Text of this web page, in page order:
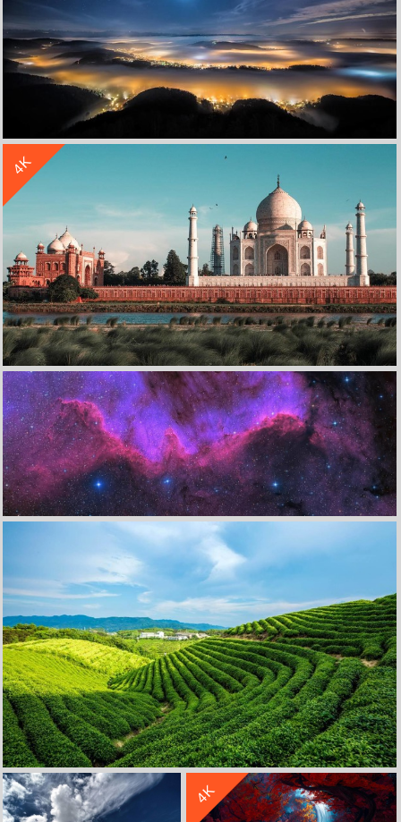
4K
城堡 草地 天空 河流 5K高清风景壁纸
立 即 下 载
星空星云星光 紫色 4K高清风景壁纸 4k手机壁纸
立 即 下 载
收 藏
茶山 蓝天白云 房屋 4K高清风景壁纸 4K手机壁纸
立 即 下 载
收 藏
立 即 下 载
收 藏
4K
立 即 下 载
收 藏